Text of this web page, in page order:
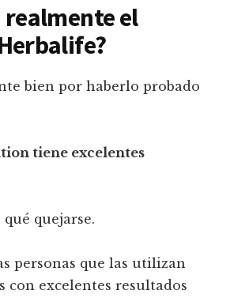
realmente el
bien por haberlo probado
tiene excelentes
quejarse.
personas que las utilizan
con excelentes resultados